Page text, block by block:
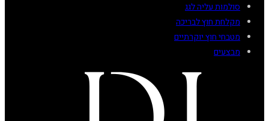
סולמות עליה לגג
מקלחת חוץ לבריכה
מטבחי חוץ יוקרתיים
מבצעים